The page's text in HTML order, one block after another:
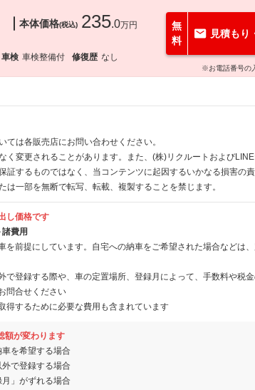
本体価格(税込) 235.0万円
車検 車検整備付 修復歴 なし
無
料
見積もり
※お電話番号の
は各販売店にお問い合わせください。
変更されることがあります。また、(株)リクルートおよび
証するものではなく、当コンテンツに起因するいかなる損害の責
一部を無断で転写、転載、複製することを禁じます。
し価格です
費用
前提にしています。自宅への納車をご希望された場合などは
登録する際や、車の定置場所、登録月によって、手数料や税
問合せください
するために必要な費用も含まれています
額が変わります
を希望する場合
で登録する場合
」がずれる場合